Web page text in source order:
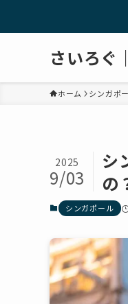
さいろぐ
ホーム シンガポ
シ
の
2025
9/03
シンガポール